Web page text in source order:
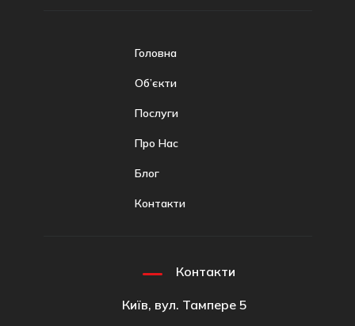
Головна
Об’єкти
Послуги
Про Нас
Блог
Контакти
Контакти
Київ, вул. Тампере 5